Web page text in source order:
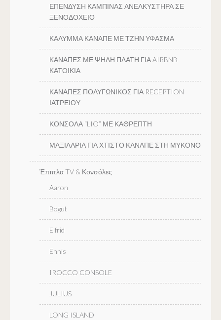
ΕΠΕΝΔΥΣΗ ΚΑΜΠΙΝΑΣ ΑΝΕΛΚΥΣΤΗΡΑ ΣΕ
ΞΕΝΟΔΟΧΕΙΟ
ΚΑΛΥΜΜΑ ΚΑΝΑΠΕ ΜΕ ΤΖΗΝ ΥΦΑΣΜΑ
ΚΑΝΑΠΕΣ ΜΕ ΨΗΛΗ ΠΛΑΤΗ ΓΙΑ AIRBNB
ΚΑΤΟΙΚΙΑ
ΚΑΝΑΠΕΣ ΠΟΛΥΓΩΝΙΚΟΣ ΓΙΑ RECEPTION
ΙΑΤΡΕΙΟΥ
ΚΟΝΣΟΛΑ “LIO” ΜΕ ΚΑΘΡΕΠΤΗ
ΜΑΞΙΛΑΡΙΑ ΓΙΑ ΧΤΙΣΤΟ ΚΑΝΑΠΕ ΣΤΗ ΜΥΚΟΝΟ
Έπιπλα TV & Κονσόλες
Aaron
Bogut
Elfrid
Ennis
IROCCO CONSOLE
JULIUS
LONG ISLAND